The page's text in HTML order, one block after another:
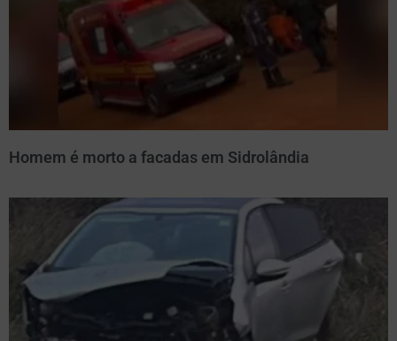
Homem é morto a facadas em Sidrolândia